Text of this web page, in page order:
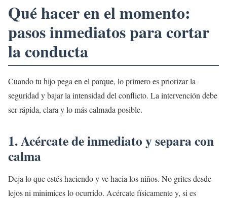
Qué hacer en el momento:
pasos inmediatos para cortar
la conducta
Cuando tu hijo pega en el parque, lo primero es priorizar la
seguridad y bajar la intensidad del conflicto. La intervención debe
ser rápida, clara y lo más calmada posible.
1. Acércate de inmediato y separa con
calma
Deja lo que estés haciendo y ve hacia los niños. No grites desde
lejos ni minimices lo ocurrido. Acércate físicamente y, si es